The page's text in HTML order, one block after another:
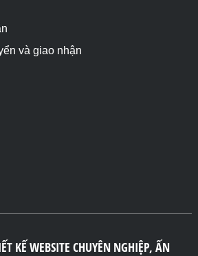
và giao nhận
KẾ WEBSITE CHUYÊN NGHIỆP, ẤN